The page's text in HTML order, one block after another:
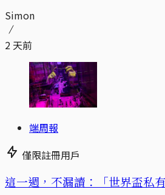
Simon
2 天前
端周報
僅限註冊用戶
這一週，不漏讀：「世界盃私